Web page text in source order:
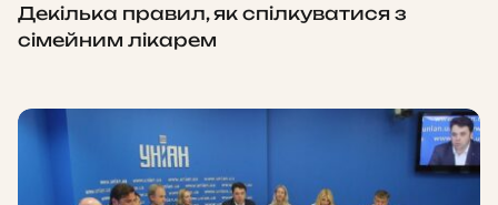
Декілька правил, як спілкуватися з
сімейним лікарем